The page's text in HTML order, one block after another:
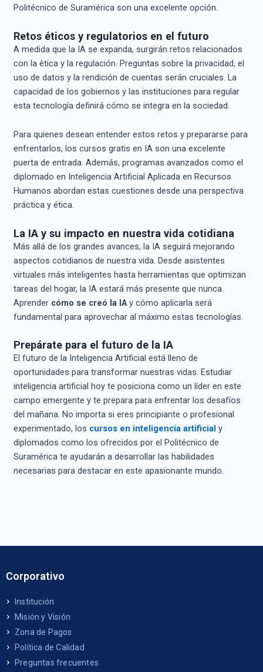
Politécnico de Suramérica son una excelente opción.
Retos éticos y regulatorios en el futuro
A medida que la IA se expanda, surgirán retos relacionados
con la ética y la regulación. Preguntas sobre la privacidad, el
uso de datos y la rendición de cuentas serán cruciales. La
capacidad de los gobiernos y las instituciones para regular
esta tecnología definirá cómo se integra en la sociedad.
Para quienes desean entender estos retos y prepararse para
enfrentarlos, los cursos gratis en IA son una excelente
puerta de entrada. Además, programas avanzados como el
diplomado en Inteligencia Artificial Aplicada en Recursos
Humanos abordan estas cuestiones desde una perspectiva
práctica y ética.
La IA y su impacto en nuestra vida cotidiana
Más allá de los grandes avances, la IA seguirá mejorando
aspectos cotidianos de nuestra vida. Desde asistentes
virtuales más inteligentes hasta herramientas que optimizan
tareas del hogar, la IA estará más presente que nunca.
Aprender cómo se creó la IAy cómo aplicarla será
fundamental para aprovechar al máximo estas tecnologías.
Prepárate para el futuro de la IA
El futuro de la Inteligencia Artificial está lleno de
oportunidades para transformar nuestras vidas. Estudiar
inteligencia artificial hoy te posiciona como un líder en este
campo emergente y te prepara para enfrentar los desafíos
del mañana. No importa si eres principiante o profesional
experimentado, los cursos en inteligencia artificial y
diplomados como los ofrecidos por el Politécnico de
Suramérica te ayudarán a desarrollar las habilidades
necesarias para destacar en este apasionante mundo.
Corporativo
Institución
Misión y Visión
Zona de Pagos
Política de Calidad
Preguntas frecuentes